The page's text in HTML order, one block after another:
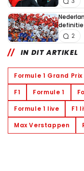
2
IN DIT ARTIKEL
Formule 1 Grand
F1
Formule 1
Formule 1 live
F1
Max Verstappen